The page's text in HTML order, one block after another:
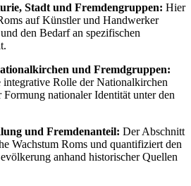
Stadt und Fremdengruppen: Hier
auf Künstler und Handwerker
den Bedarf an spezifischen
und Fremdgruppen:
Rolle der Nationalkirchen
nationaler Identität unter den
und Fremdenanteil: Der Abschnitt
Wachstum Roms und quantifiziert den
anhand historischer Quellen